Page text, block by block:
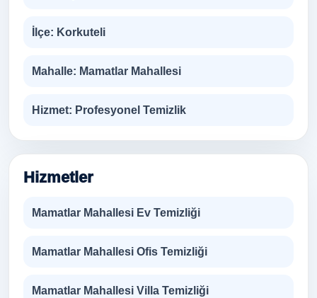
İlçe: Korkuteli
Mahalle: Mamatlar Mahallesi
Hizmet: Profesyonel Temizlik
Hizmetler
Mamatlar Mahallesi Ev Temizliği
Mamatlar Mahallesi Ofis Temizliği
Mamatlar Mahallesi Villa Temizliği